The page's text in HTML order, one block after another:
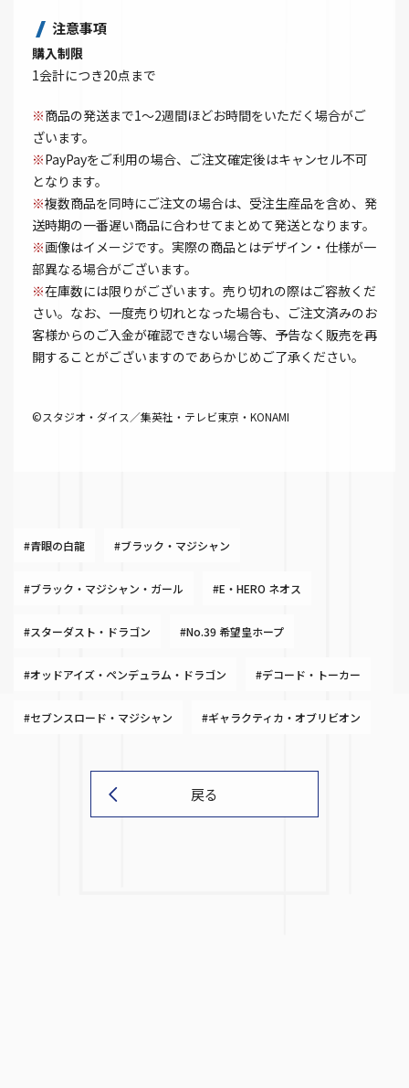
注意事項
購入制限
1会計につき20点まで
※商品の発送まで1～2週間ほどお時間をいただく場合がご
ざいます。
※PayPayをご利用の場合、ご注文確定後はキャンセル不可
となります。
※複数商品を同時にご注文の場合は、受注生産品を含め、発
送時期の一番遅い商品に合わせてまとめて発送となります。
※画像はイメージです。実際の商品とはデザイン・仕様が一
部異なる場合がございます。
※在庫数には限りがございます。売り切れの際はご容赦くだ
さい。なお、一度売り切れとなった場合も、ご注文済みのお
客様からのご入金が確認できない場合等、予告なく販売を再
開することがございますのであらかじめご了承ください。
©スタジオ・ダイス／集英社・テレビ東京・KONAMI
#青眼の白龍 #ブラック・マジシャン
#ブラック・マジシャン・ガール #E・HERO ネオス
#スターダスト・ドラゴン #No.39 希望皇ホープ
#オッドアイズ・ペンデュラム・ドラゴン #デコード・トーカー
#セブンスロード・マジシャン #ギャラクティカ・オブリビオン
戻る